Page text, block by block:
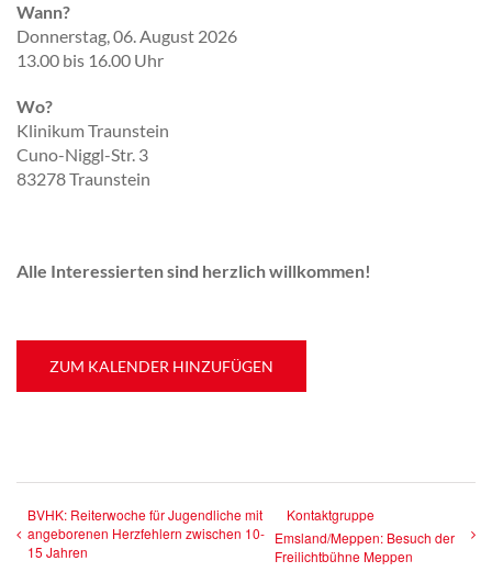
Wann?
Donnerstag, 06. August 2026
13.00 bis 16.00 Uhr
Wo?
Klinikum Traunstein
Cuno-Niggl-Str. 3
83278 Traunstein
Alle Interessierten sind herzlich willkommen!
ZUM KALENDER HINZUFÜGEN
BVHK: Reiterwoche für Jugendliche mit
angeborenen Herzfehlern zwischen 10-
15 Jahren
Kontaktgruppe
Emsland/Meppen: Besuch der
Freilichtbühne Meppen